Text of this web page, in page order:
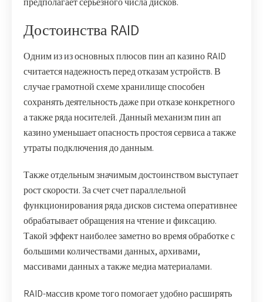
Достоинства RAID
Одним из из основных плюсов пин ап казино RAID
считается надежность перед отказам устройств. В
случае грамотной схеме хранилище способен
сохранять деятельность даже при отказе конкретного
а также ряда носителей. Данный механизм пин ап
казино уменьшает опасность простоя сервиса а также
утраты подключения до данным.
Также отдельным значимым достоинством выступает
рост скорости. За счет счет параллельной
функционирования ряда дисков система оперативнее
обрабатывает обращения на чтение и фиксацию.
Такой эффект наиболее заметно во время обработке с
большими количествами данных, архивами,
массивами данных а также медиа материалами.
RAID-массив кроме того помогает удобно расширять